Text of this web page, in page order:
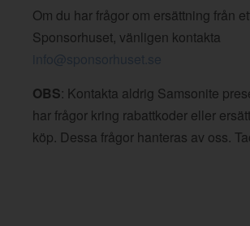
Om du har frågor om ersättning från
Sponsorhuset, vänligen kontakta
info@sponsorhuset.se
OBS: Kontakta aldrig Samsonite
har frågor kring rabattkoder eller
köp. Dessa frågor hanteras av oss.